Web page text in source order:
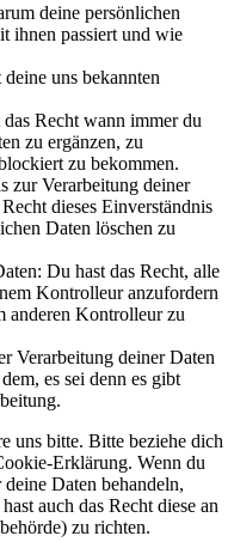
deine persönlichen
ihnen passiert und wie
uns bekannten
Recht wann immer du
zu ergänzen, zu
zu bekommen.
zur Verarbeitung deiner
dieses Einverständnis
Daten löschen zu
Du hast das Recht, alle
Kontrolleur anzufordern
anderen Kontrolleur zu
Verarbeitung deiner Daten
es sei denn es gibt
uns bitte. Bitte beziehe dich
Erklärung. Wenn du
Daten behandeln,
auch das Recht diese an
zu richten.